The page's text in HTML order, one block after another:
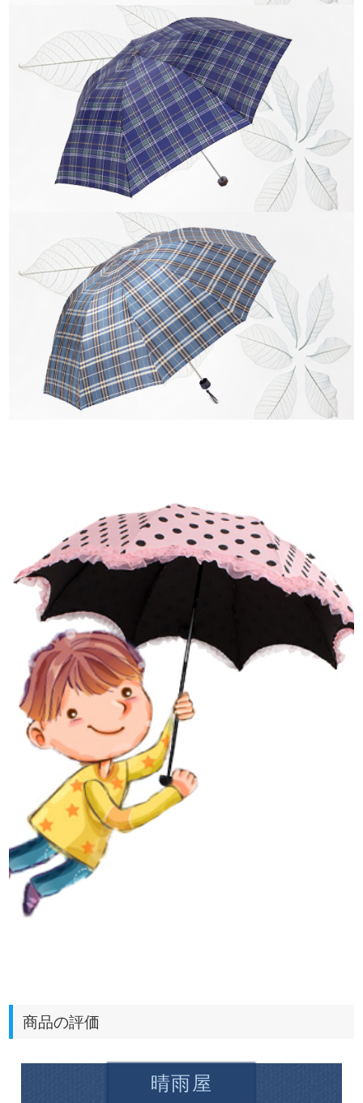
商品の評価
晴雨屋